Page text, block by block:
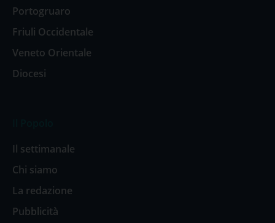
Portogruaro
Friuli Occidentale
Veneto Orientale
Diocesi
Il settimanale
Chi siamo
La redazione
Pubblicità